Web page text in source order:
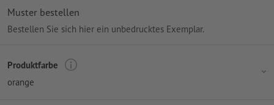
Muster bestellen
Bestellen Sie sich hier ein unbedrucktes Exemplar.
Produktfarbe
orange